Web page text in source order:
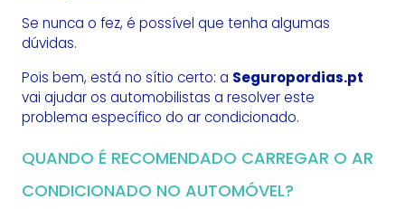
Se nunca o fez, é possível que tenha algumas
dúvidas.
Pois bem, está no sítio certo: a Seguropordias.pt
vai ajudar os automobilistas a resolver este
problema específico do ar condicionado.
QUANDO É RECOMENDADO CARREGAR O AR
CONDICIONADO NO AUTOMÓVEL?